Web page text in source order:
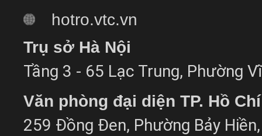
hotro.vtc.vn
Trụ sở Hà Nội
Tầng 3 - 65 Lạc Trung, Phường
Văn phòng đại diện TP. Hồ
259 Đồng Đen, Phường Bảy